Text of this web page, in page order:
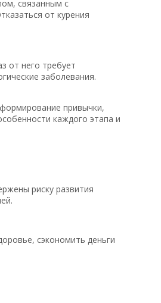
связанным с
от курения
от него требует
заболевания.
привычки,
каждого этапа и
риску развития
сэкономить деньги